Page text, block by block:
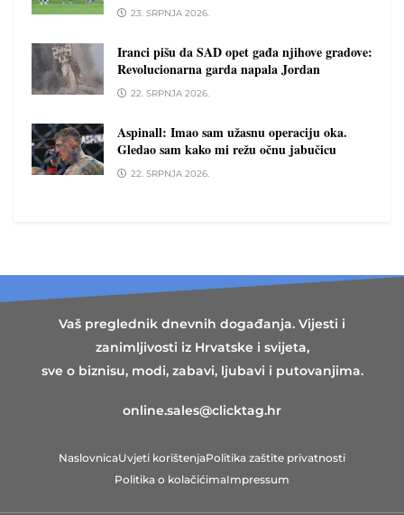
23. SRPNJA 2026.
Iranci pišu da SAD opet gađa njihove gradove:
Revolucionarna garda napala Jordan
22. SRPNJA 2026.
Aspinall: Imao sam užasnu operaciju oka.
Gledao sam kako mi režu očnu jabučicu
22. SRPNJA 2026.
Vaš preglednik dnevnih događanja. Vijesti i
zanimljivosti iz Hrvatske i svijeta,
sve o biznisu, modi, zabavi, ljubavi i putovanjima.
online.sales@clicktag.hr
NaslovnicaUvjeti korištenjaPolitika zaštite privatnosti
Politika o kolačićimaImpressum